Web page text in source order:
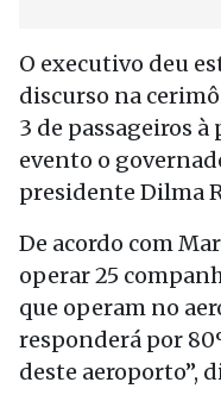
O executivo deu
discurso na
3 de passageiros
evento o
presidente Dilma
De acordo com
operar 25
que operam no
responderá por
deste aeroporto”,